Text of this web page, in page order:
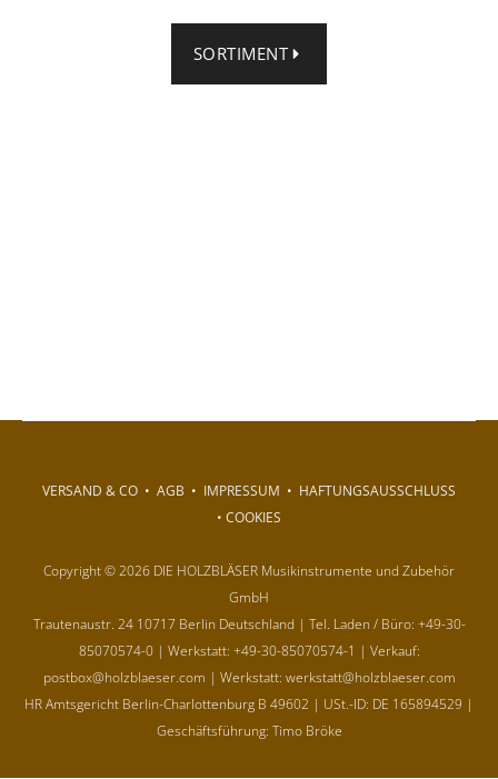
SORTIMENT
VERSAND & CO • AGB • IMPRESSUM • HAFTUNGSAUSSCHLUSS
• COOKIES
Copyright © 2026 DIE HOLZBLÄSER Musikinstrumente und Zubehör
GmbH
Trautenaustr. 24 10717 Berlin Deutschland | Tel. Laden / Büro: +49-30-
85070574-0 | Werkstatt: +49-30-85070574-1 | Verkauf:
postbox@holzblaeser.com | Werkstatt: werkstatt@holzblaeser.com
HR Amtsgericht Berlin-Charlottenburg B 49602 | USt.-ID: DE 165894529 |
Geschäftsführung: Timo Bröke